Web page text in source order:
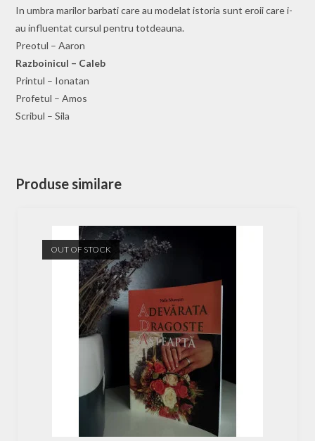
In umbra marilor barbati care au modelat istoria sunt eroii care i-
au influentat cursul pentru totdeauna.
Preotul – Aaron
Razboinicul – Caleb
Printul – Ionatan
Profetul – Amos
Scribul – Sila
Produse similare
OUT OF STOCK